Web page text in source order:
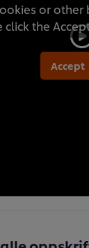
or
click the
Accept